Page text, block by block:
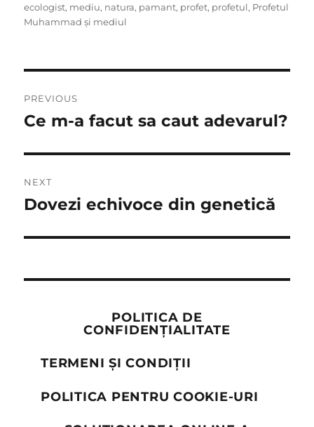
on
ecologist, mediu, natura, pamant, profet, profetul, Profetul
Muhammad și mediul
navigation
PREVIOUS
Previous
Ce m-a facut sa caut adevarul?
NEXT
Next
Dovezi echivoce din genetică
POLITICA DE
CONFIDENȚIALITATE
TERMENI ȘI CONDIȚII
POLITICA PENTRU COOKIE-URI